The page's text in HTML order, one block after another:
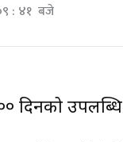
: ४१ बजे
दिनको उपलब्धि